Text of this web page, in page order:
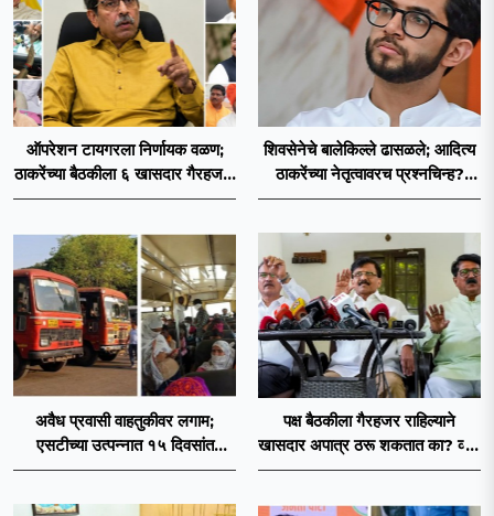
ऑपरेशन टायगरला निर्णायक वळण;
ठाकरेंच्या बैठकीला ६ खासदार गैरहजर,
थेट शिंदे सेनेत विलीन होण्याचा
शिवसेनेचे बालेकिल्ले ढासळले; आदित्य
ठाकरेंच्या नेतृत्वावरच प्रश्नचिन्ह?
ठाकरे ब्रँड नेमका कुठे चुकला?
अवैध प्रवासी वाहतुकीवर लगाम;
एसटीच्या उत्पन्नात १५ दिवसांत
४३.८३ कोटींची वाढ!
पक्ष बैठकीला गैरहजर राहिल्याने
खासदार अपात्र ठरू शकतात का? व्हीप
आणि कायदा नेमकं काय सांगतो?